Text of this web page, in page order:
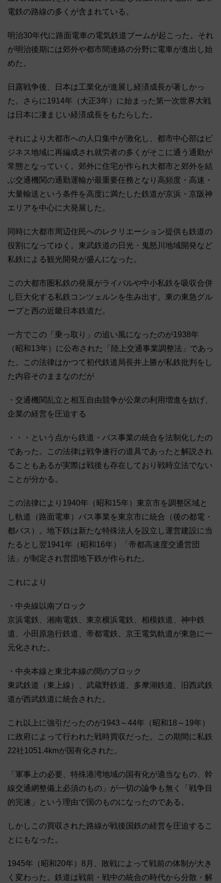
電鉄の路線の多くが含まれている。
明治30年代に路面電車の電気鉄道ブームが起こった。それ
が明治後期には郊外や都市間連絡の分野に電車が進出し始
めた。
日露戦争後、日本は工業化が進展し経済成長が著しかっ
た。さらに1914年（大正3年）に始まった第一次世界大戦
は日本に凄まじい経済成長をもたらした。
それにより大都市への人口集中が激化し、都市中心部はビ
ジネス地域に再編成され就労者の多くがそこに通う通勤が
常態となっていく。郊外に住宅が作られ大都市と郊外を結
ぶ交通機関の通勤運輸が最重要任務となり高頻度・高速・
大量輸送という条件を高度に満たした鉄道が京浜・京阪神
エリアを中心に大発展した。
同時に大都市周辺住民へのレクリエーション提供も鉄道の
役割になってゆく。東武鉄道の日光・鬼怒川地域開発など
私鉄による観光開発が盛んになった。
この大都市圏私鉄の発展がライバルや中小私鉄を吸収合併
し巨大化する私鉄コンツェルンを生み出す。東の東急グル
ープと西の近畿日本鉄道だ。
一方でこの「乗っ取り」の追い風になったのが1938年
（昭和13年）に公布された「陸上交通事業調整法」であっ
た。この法律はかつて初代鉄道局長井上勝が私鉄批判をし
た内容そのままなのだが
・交通機関乱立と相互自由競争が公衆の利用増進を妨げ、
企業の経営を圧迫する
・・・という点から鉄道・バス事業の統合を法制化したの
であった。この法律は戦争遂行の道具であったと解説され
ることもあるが実際は戦後も存在しており戦時立法でない
ことが分かる。
この法律により1940年（昭和15年）東京市を調整区域と
し軌道（路面電車）バス事業を東京市に統合（後の都電・
都バス）。地下鉄は新たな特殊法人を設立し運営建設に当
たるとし翌1941年（昭和16年）「帝都高速度交通営団
法」が制定され営団地下鉄が作られた。
これにより
・中央線以南ブロック
京浜電鉄、湘南電鉄、東京横浜電鉄、相模鉄道、神中鉄
道、小田原急行鉄道、帝都電鉄、京王電気軌道が東急に一
元化された。
・中央本線と東北本線の間のブロック
東武鉄道（東上線）、武蔵野鉄道、多摩湖鉄道、旧西武鉄
道が西武鉄道に統合された。
これ以上に強引だったのが1943～44年（昭和18～19年）
に政府によって行われた戦時買収だった。この期間に私鉄
22社1051.4kmが国有化された。
「軍事上の必要、特殊港湾地域の国有化が適当なもの、幹
線交通網整備上必須のもの」が一切の論争も無く「戦争目
的完遂」という理由で国のものになったのである。
しかしこの買収された路線が戦後国鉄の経営を圧迫するこ
とにもなった。
1945年（昭和20年）8月、敗戦によって戦前の体制が大き
く変わった。鉄道は戦前・戦中の統合の時代から分散・解